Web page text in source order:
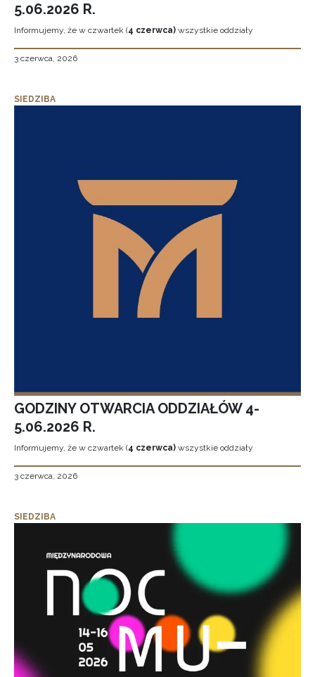
5.06.2026 R.
Informujemy, że w czwartek (4 czerwca) wszystkie oddziały
3 czerwca, 2026
SIEDZIBA
GODZINY OTWARCIA ODDZIAŁÓW 4-
5.06.2026 R.
Informujemy, że w czwartek (4 czerwca) wszystkie oddziały
3 czerwca, 2026
SIEDZIBA